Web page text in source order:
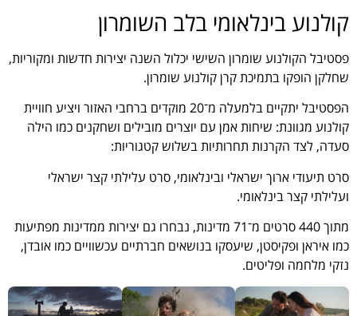
קולנוע בינלאומי בלב השומרון
פסטיבל הקולנוע שומרון השישי יכלול השנה יצירות חדשות ומקוריות,
שחלקן הופקו בתמיכת קרן קולנוע שומרון.
הפסטיבל יתקיים בלמעלה מ־20 מוקדים ברחבי האזור ויציע חוויית
קולנוע מגוונת: שיחות אמן עם יוצרים מובילים ושחקנים כמו הילה
סעדה, לצד הקרנות תחרותיות בשלוש קטגוריות:
סרט תיעודי ארוך ישראלי ובינלאומי, סרט עלילתי קצר ישראלי
ועלילתי קצר בינלאומי.
מתוך 440 סרטים מ־71 מדינות, נבחרו גם יצירות ממדינות מפתיעות
כמו איראן ופקיסטן, שיעסקו בנושאים חברתיים עכשוויים כמו אובדן,
נזקי מלחמה ופליטים.